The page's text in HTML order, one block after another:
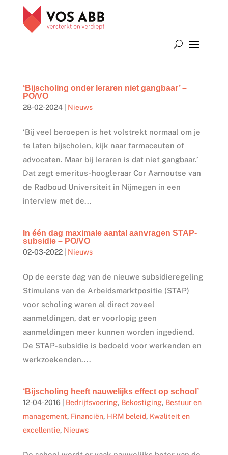
‘Bijscholing onder leraren niet gangbaar’ –
PO/VO
28-02-2024| Nieuws
‘Bij veel beroepen is het volstrekt normaal om je
te laten bijscholen, kijk naar farmaceuten of
advocaten. Maar bij leraren is dat niet gangbaar.’
Dat zegt emeritus-hoogleraar Cor Aarnoutse van
de Radboud Universiteit in Nijmegen in een
interview met de...
In één dag maximale aantal aanvragen STAP-
subsidie – PO/VO
02-03-2022| Nieuws
Op de eerste dag van de nieuwe subsidieregeling
Stimulans van de Arbeidsmarktpositie (STAP)
voor scholing waren al direct zoveel
aanmeldingen, dat er voorlopig geen
aanmeldingen meer kunnen worden ingediend.
De STAP-subsidie is bedoeld voor werkenden en
werkzoekenden....
‘Bijscholing heeft nauwelijks effect op school’
12-04-2016| Bedrijfsvoering, Bekostiging, Bestuur en
management, Financiën, HRM beleid, Kwaliteit en
excellentie, Nieuws